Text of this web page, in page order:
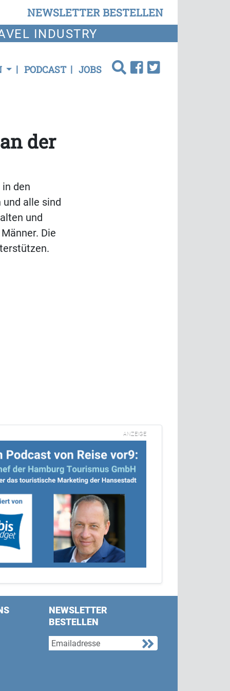
NEWSLETTER BESTELLEN
INDUSTRY
PODCAST JOBS
der
den
alle sind
und
Die
ANZEIGE
Facebook
us on Twitter
NEWSLETTER
BESTELLEN